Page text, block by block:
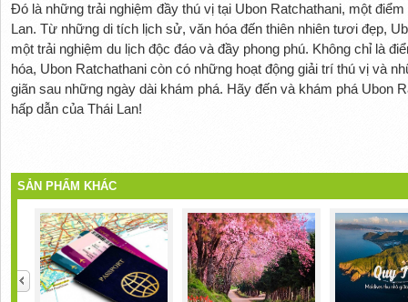
Đó là những trải nghiệm đầy thú vị tại Ubon Ratchathani, một
Lan. Từ những di tích lịch sử, văn hóa đến thiên nhiên tươi đẹp,
một trải nghiệm du lịch độc đáo và đầy phong phú. Không chỉ là
hóa, Ubon Ratchathani còn có những hoạt động giải trí thú vị và
giãn sau những ngày dài khám phá. Hãy đến và khám phá Ubon
hấp dẫn của Thái Lan!
SẢN PHẨM KHÁC